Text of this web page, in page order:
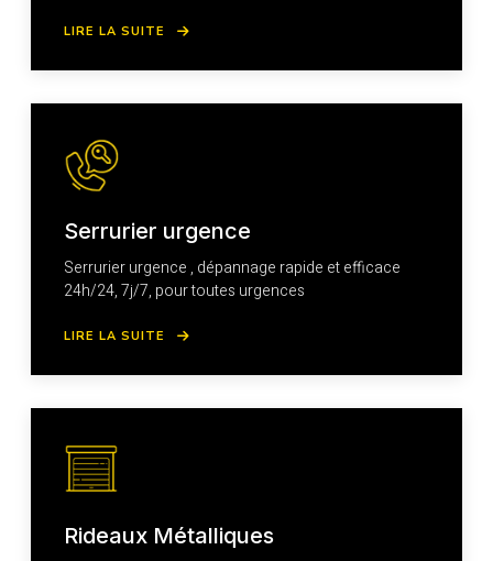
LIRE LA SUITE
Serrurier urgence
Serrurier urgence , dépannage rapide et efficace
24h/24, 7j/7, pour toutes urgences
LIRE LA SUITE
Rideaux Métalliques